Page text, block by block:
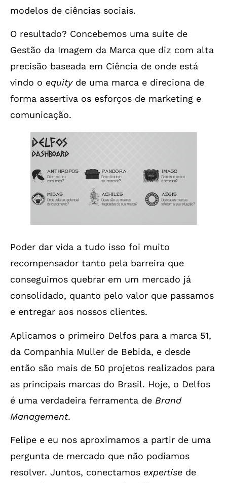
modelos de ciências sociais.
O resultado? Concebemos uma suíte de
Gestão da Imagem da Marca que diz com alta
precisão baseada em Ciência de onde está
vindo o equityde uma marca e direciona de
forma assertiva os esforços de marketing e
comunicação.
Poder dar vida a tudo isso foi muito
recompensador tanto pela barreira que
conseguimos quebrar em um mercado já
consolidado, quanto pelo valor que passamos
e entregar aos nossos clientes.
Aplicamos o primeiro Delfos para a marca 51,
da Companhia Muller de Bebida, e desde
então são mais de 50 projetos realizados para
as principais marcas do Brasil. Hoje, o Delfos
é uma verdadeira ferramenta de Brand
Management.
Felipe e eu nos aproximamos a partir de uma
pergunta de mercado que não podíamos
resolver. Juntos, conectamos expertise de